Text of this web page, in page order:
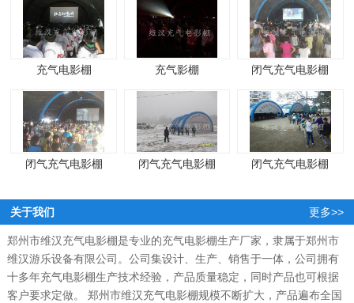
充气电影棚 充气影棚 闭气充气电影棚
闭气充气电影棚 闭气充气电影棚 闭气充气电影棚
关于我们 更多>>
郑州市维汉充气电影棚是专业的充气电影棚生产厂家，隶属于郑州市
维汉游乐设备有限公司。公司集设计、生产、销售于一体，公司拥有
十多年充气电影棚生产技术经验，产品质量稳定，同时产品也可根据
客户要求定做。 郑州市维汉充气电影棚规模不断扩大，产品遍布全国